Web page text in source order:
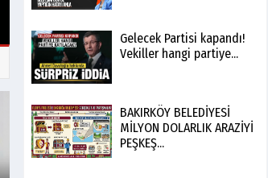
Gelecek Partisi kapandı!
Vekiller hangi partiye...
BAKIRKÖY BELEDİYESİ
MİLYON DOLARLIK ARAZİYİ
PEŞKEŞ...